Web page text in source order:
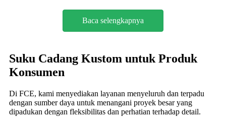
Baca selengkapnya
Suku Cadang Kustom untuk Produk
Konsumen
Di FCE, kami menyediakan layanan menyeluruh dan terpadu
dengan sumber daya untuk menangani proyek besar yang
dipadukan dengan fleksibilitas dan perhatian terhadap detail.